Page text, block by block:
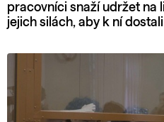
pracovníci snaží udržet na
jejich silách, aby k ní